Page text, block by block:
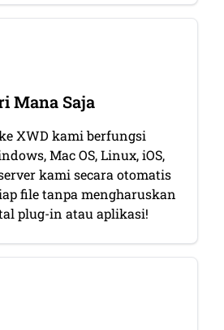
Mana Saja
XWD kami berfungsi
Mac OS, Linux, iOS,
kami secara otomatis
file tanpa mengharuskan
plug-in atau aplikasi!